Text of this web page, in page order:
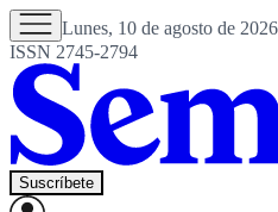
Lunes, 10 de agosto de 2026
ISSN 2745-2794
Suscríbete